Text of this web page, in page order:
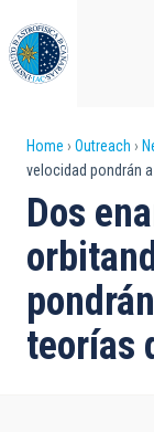
to
main
content
Home Outreach
velocidad pondrán
Dos
teorías